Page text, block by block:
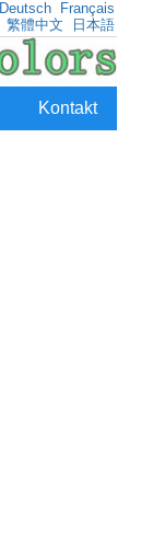
Deutsch
Français
繁體中文 日本語
Kontakt